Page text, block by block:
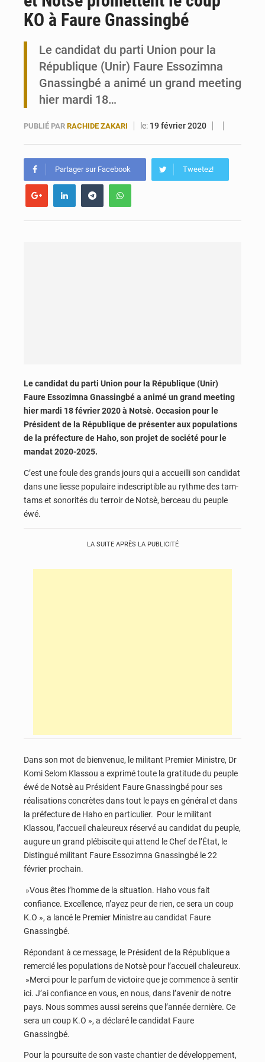
Maurice : Démission de la ministre Véronique Leu-Govind
KO à Faure Gnassingbé
Le candidat du parti Union pour la
République (Unir) Faure Essozimna
Gnassingbé a animé un grand meeting
hier mardi 18…
PUBLIÉ PAR RACHIDE ZAKARI le: 19 février 2020
Partager sur Facebook Tweetez!
Le candidat du parti Union pour la République (Unir)
Faure Essozimna Gnassingbé a animé un grand meeting
hier mardi 18 février 2020 à Notsè. Occasion pour le
Président de la République de présenter aux populations
de la préfecture de Haho, son projet de société pour le
mandat 2020-2025.
C’est une foule des grands jours qui a accueilli son candidat
dans une liesse populaire indescriptible au rythme des tam-
tams et sonorités du terroir de Notsè, berceau du peuple
éwé.
LA SUITE APRÈS LA PUBLICITÉ
Dans son mot de bienvenue, le militant Premier Ministre, Dr
Komi Selom Klassou a exprimé toute la gratitude du peuple
éwé de Notsè au Président Faure Gnassingbé pour ses
réalisations concrètes dans tout le pays en général et dans
la préfecture de Haho en particulier. Pour le militant
Klassou, l’accueil chaleureux réservé au candidat du peuple,
augure un grand plébiscite qui attend le Chef de l’État, le
Distingué militant Faure Essozimna Gnassingbé le 22
février prochain.
»Vous êtes l’homme de la situation. Haho vous fait
confiance. Excellence, n’ayez peur de rien, ce sera un coup
K.O », a lancé le Premier Ministre au candidat Faure
Gnassingbé.
Répondant à ce message, le Président de la République a
remercié les populations de Notsè pour l’accueil chaleureux.
»Merci pour le parfum de victoire que je commence à sentir
ici. J’ai confiance en vous, en nous, dans l’avenir de notre
pays. Nous sommes aussi sereins que l’année dernière. Ce
sera un coup K.O », a déclaré le candidat Faure
Gnassingbé.
Pour la poursuite de son vaste chantier de développement,